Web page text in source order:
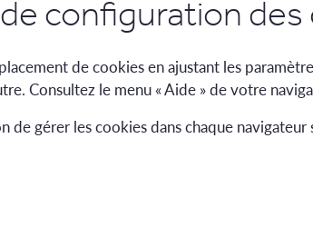
configuration des
de cookies en ajustant les
Consultez le menu « Aide » de votre
de gérer les cookies dans chaque